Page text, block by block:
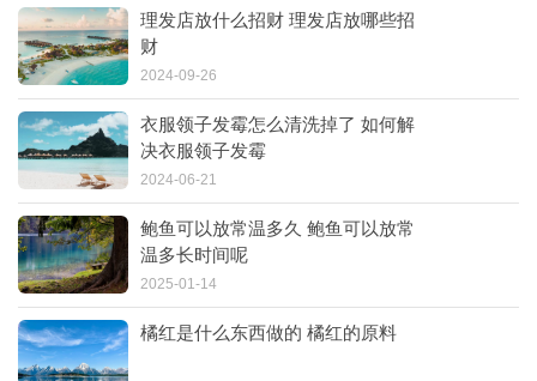
理发店放什么招财 理发店放哪些招
财
2024-09-26
衣服领子发霉怎么清洗掉了 如何解
决衣服领子发霉
2024-06-21
鲍鱼可以放常温多久 鲍鱼可以放常
温多长时间呢
2025-01-14
橘红是什么东西做的 橘红的原料